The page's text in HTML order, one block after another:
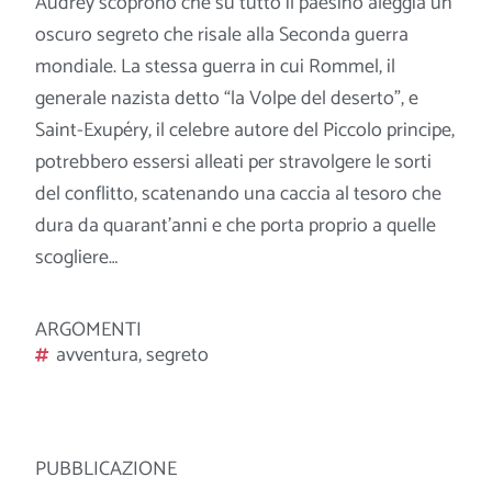
PUBBLICAZIONE
oscuro segreto che risale alla Seconda guerra
mondiale. La stessa guerra in cui Rommel, il
generale nazista detto “la Volpe del deserto”, e
Saint-Exupéry, il celebre autore del Piccolo principe,
potrebbero essersi alleati per stravolgere le sorti
del conflitto, scatenando una caccia al tesoro che
dura da quarant’anni e che porta proprio a quelle
scogliere…
ARGOMENTI
avventura,segreto